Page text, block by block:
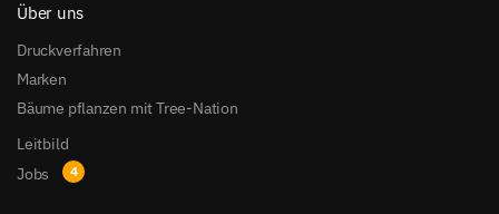
Über uns
Druckverfahren
Marken
Bäume pflanzen mit Tree-Nation
Leitbild
Jobs